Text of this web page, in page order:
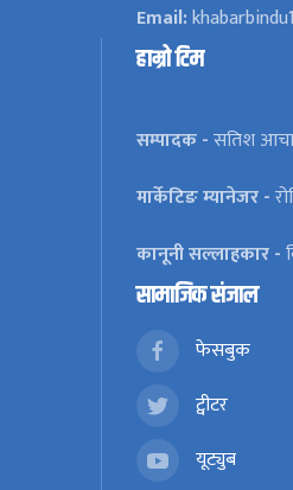
Email:
हाम्रो टिम
सम्पादक -सतिश
मार्केटिङ म्यानेजर -
कानूनी सल्लाहकार -
सामाजिक संजाल
फेसबुक
ट्वीटर
यूट्युब